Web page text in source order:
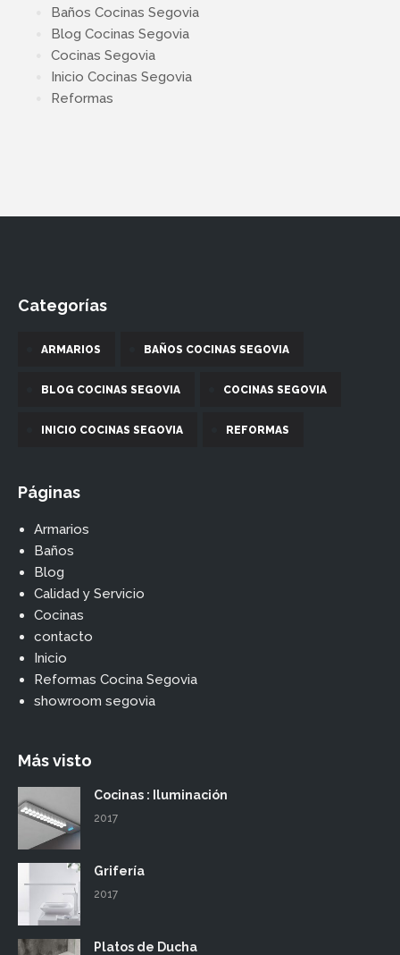
Baños Cocinas Segovia
Blog Cocinas Segovia
Cocinas Segovia
Inicio Cocinas Segovia
Reformas
Categorías
ARMARIOS BAÑOS COCINAS SEGOVIA
BLOG COCINAS SEGOVIA COCINAS SEGOVIA
INICIO COCINAS SEGOVIA REFORMAS
Páginas
Armarios
Baños
Blog
Calidad y Servicio
Cocinas
contacto
Inicio
Reformas Cocina Segovia
showroom segovia
Más visto
Cocinas : Iluminación
2017
Grifería
2017
Platos de Ducha